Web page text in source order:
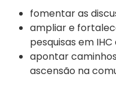
fomentar as
ampliar e
pesquisas em
apontar
ascensão na